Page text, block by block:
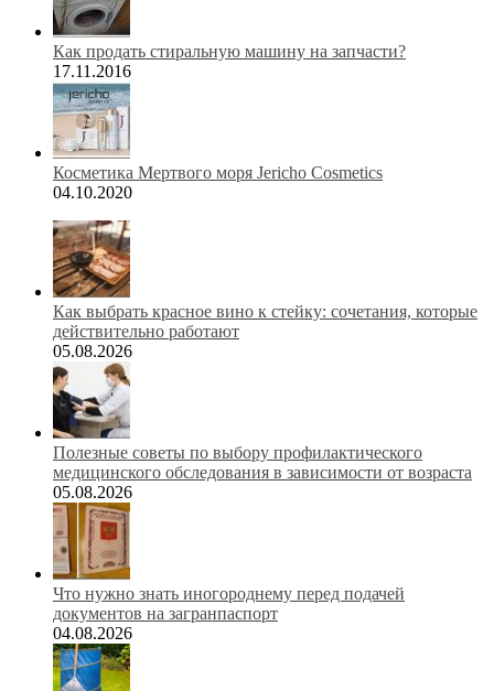
Как продать стиральную машину на запчасти?
17.11.2016
Косметика Мертвого моря Jericho Cosmetics
04.10.2020
Как выбрать красное вино к стейку: сочетания, которые
действительно работают
05.08.2026
Полезные советы по выбору профилактического
медицинского обследования в зависимости от возраста
05.08.2026
Что нужно знать иногороднему перед подачей
документов на загранпаспорт
04.08.2026